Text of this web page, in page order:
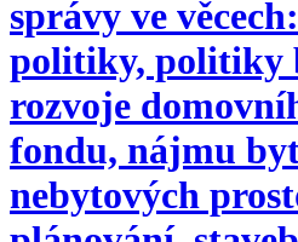
správy ve
politiky, politiky
rozvoje
fondu, nájmu
nebytových